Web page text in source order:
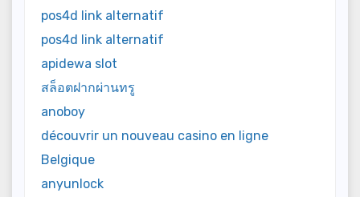
pos4d link alternatif
pos4d link alternatif
apidewa slot
สล็อตฝากผ่านทรู
anoboy
découvrir un nouveau casino en ligne
Belgique
anyunlock